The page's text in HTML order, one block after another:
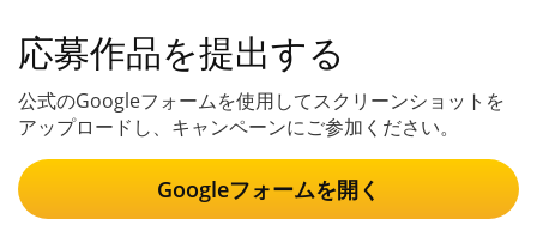
応募作品を提出する
公式のGoogleフォームを使用してスクリーンショットを
アップロードし、キャンペーンにご参加ください。
Googleフォームを開く